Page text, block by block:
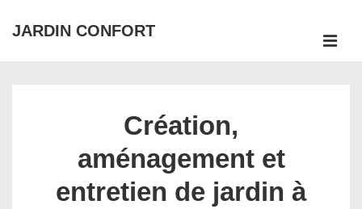
passer
JARDIN CONFORT
Création,
aménagement et
entretien de jardin à